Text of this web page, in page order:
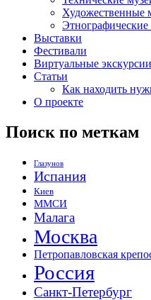
Художественные
Этнографические
Выставки
Фестивали
Виртуальные экскурсии
Статьи
Как находить
О проекте
Поиск по меткам
Глазунов
Испания
Киев
ММСИ
Малага
Москва
Петропавловская
Россия
Санкт-Петербург